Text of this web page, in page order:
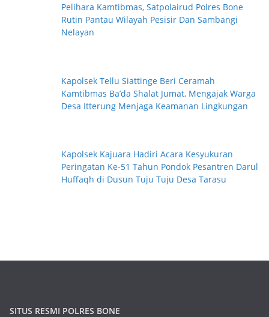
Pelihara Kamtibmas, Satpolairud Polres Bone
Rutin Pantau Wilayah Pesisir Dan Sambangi
Nelayan
Kapolsek Tellu Siattinge Beri Ceramah
Kamtibmas Ba’da Shalat Jumat, Mengajak Warga
Desa Itterung Menjaga Keamanan Lingkungan
Kapolsek Kajuara Hadiri Acara Kesyukuran
Peringatan Ke-51 Tahun Pondok Pesantren Darul
Huffaqh di Dusun Tuju Tuju Desa Tarasu
SITUS RESMI POLRES BONE